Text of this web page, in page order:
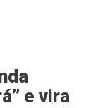
e vira